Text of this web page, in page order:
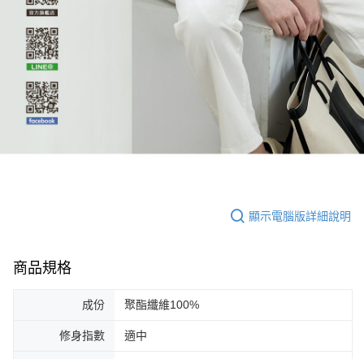
顯示電腦版詳細說明
商品規格
成份 聚酯纖維100%
修身指數 適中